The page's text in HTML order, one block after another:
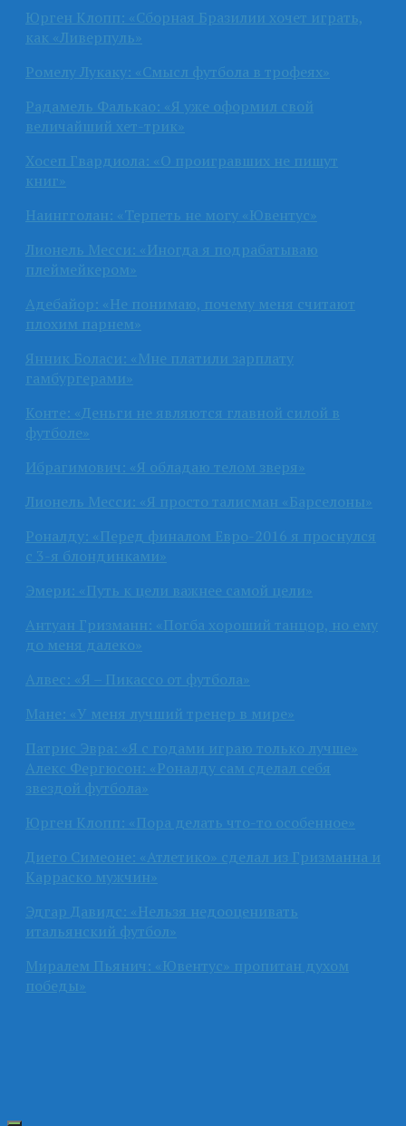
Юрген Клопп: «Сборная Бразилии хочет играть,
как «Ливерпуль»
Ромелу Лукаку: «Смысл футбола в трофеях»
Радамель Фалькао: «Я уже оформил свой
величайший хет-трик»
Хосеп Гвардиола: «О проигравших не пишут
книг»
Наингголан: «Терпеть не могу «Ювентус»
Лионель Месси: «Иногда я подрабатываю
плеймейкером»
Адебайор: «Не понимаю, почему меня считают
плохим парнем»
Янник Боласи: «Мне платили зарплату
гамбургерами»
Конте: «Деньги не являются главной силой в
футболе»
Ибрагимович: «Я обладаю телом зверя»
Лионель Месси: «Я просто талисман «Барселоны»
Роналду: «Перед финалом Евро-2016 я проснулся
с 3-я блондинками»
Эмери: «Путь к цели важнее самой цели»
Антуан Гризманн: «Погба хороший танцор, но ему
до меня далеко»
Алвес: «Я – Пикассо от футбола»
Мане: «У меня лучший тренер в мире»
Патрис Эвра: «Я с годами играю только лучше»
Алекс Фергюсон: «Роналду сам сделал себя
звездой футбола»
Юрген Клопп: «Пора делать что-то особенное»
Диего Симеоне: «Атлетико» сделал из Гризманна и
Карраско мужчин»
Эдгар Давидс: «Нельзя недооценивать
итальянский футбол»
Миралем Пьянич: «Ювентус» пропитан духом
победы»